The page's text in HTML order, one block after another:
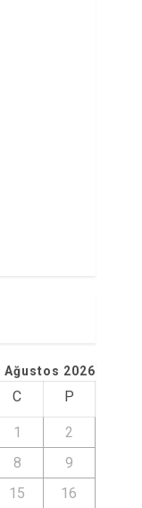
Ağustos 2026
C P
1
2
8
9
15
16